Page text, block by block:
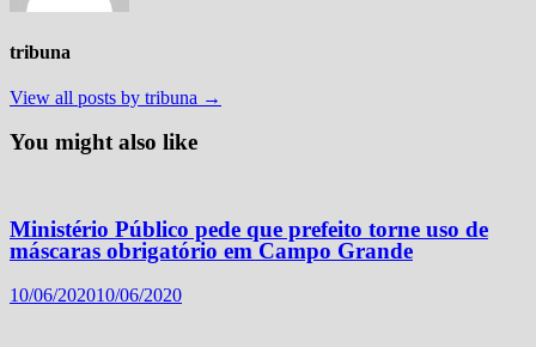
tribuna
View all posts by tribuna →
You might also like
Ministério Público pede que prefeito torne uso de
máscaras obrigatório em Campo Grande
10/06/202010/06/2020